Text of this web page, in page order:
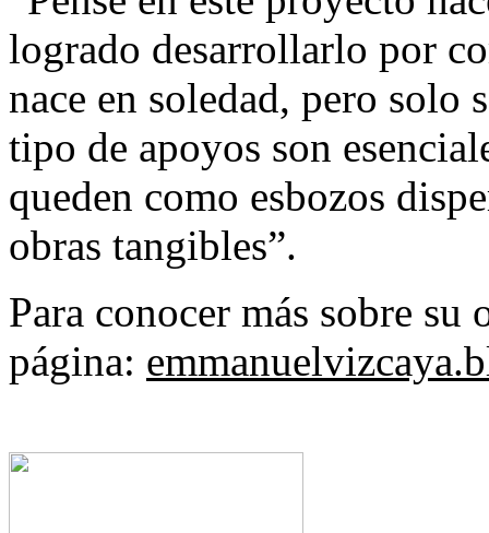
logrado desarrollarlo por
nace en soledad, pero solo
tipo de apoyos son
queden como esbozos
obras tangibles”.
Para conocer más sobre
página: